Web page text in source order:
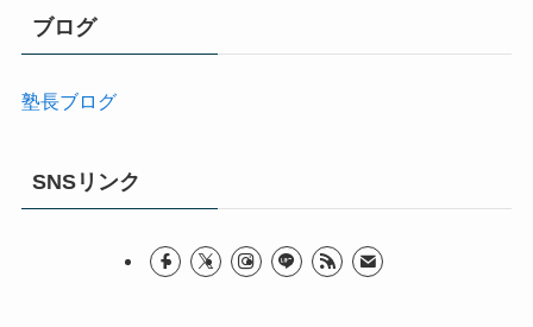
ブログ
塾長ブログ
SNSリンク